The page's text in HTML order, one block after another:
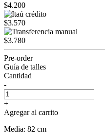
$4.200
$3.570
$3.780
Pre-order
Guía de talles
Cantidad
-
+
Agregar al carrito
Media: 82 cm